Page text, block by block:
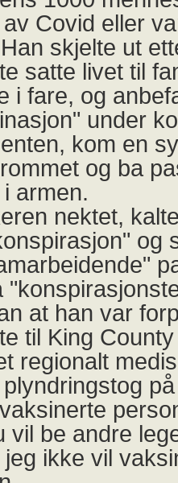
Covid eller
skjelte ut
satte livet til
i fare, og
under
kom en
og ba
armen.
nektet,
og
at han var
til King
regionalt
vil be andre
ikke vil